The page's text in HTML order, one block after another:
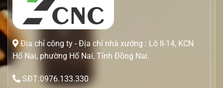
Địa chỉ công ty - Địa chỉ nhà xưởng : Lô II-14, KCN
Hố Nai, phường Hố Nai, Tỉnh Đồng Nai.
SĐT:0976.133.330